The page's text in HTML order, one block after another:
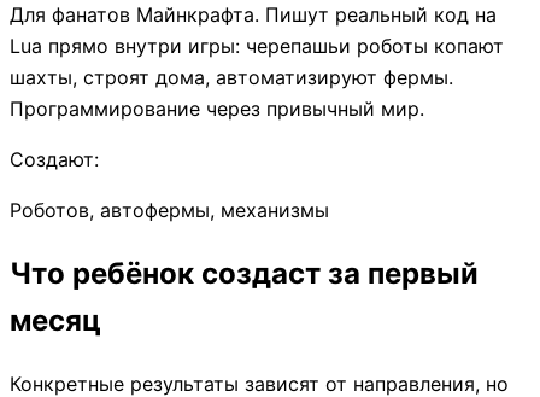
Для фанатов Майнкрафта. Пишут реальный код на
Lua прямо внутри игры: черепашьи роботы копают
шахты, строят дома, автоматизируют фермы.
Программирование через привычный мир.
Создают:
Роботов, автофермы, механизмы
Что ребёнок создаст за первый
месяц
Конкретные результаты зависят от направления, но